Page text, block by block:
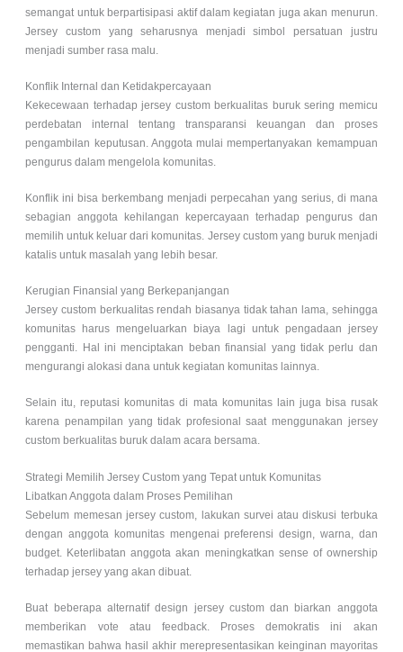
semangat untuk berpartisipasi aktif dalam kegiatan juga akan menurun.
Jersey custom yang seharusnya menjadi simbol persatuan justru
menjadi sumber rasa malu.
Konflik Internal dan Ketidakpercayaan
Kekecewaan terhadap jersey custom berkualitas buruk sering memicu
perdebatan internal tentang transparansi keuangan dan proses
pengambilan keputusan. Anggota mulai mempertanyakan kemampuan
pengurus dalam mengelola komunitas.
Konflik ini bisa berkembang menjadi perpecahan yang serius, di mana
sebagian anggota kehilangan kepercayaan terhadap pengurus dan
memilih untuk keluar dari komunitas. Jersey custom yang buruk menjadi
katalis untuk masalah yang lebih besar.
Kerugian Finansial yang Berkepanjangan
Jersey custom berkualitas rendah biasanya tidak tahan lama, sehingga
komunitas harus mengeluarkan biaya lagi untuk pengadaan jersey
pengganti. Hal ini menciptakan beban finansial yang tidak perlu dan
mengurangi alokasi dana untuk kegiatan komunitas lainnya.
Selain itu, reputasi komunitas di mata komunitas lain juga bisa rusak
karena penampilan yang tidak profesional saat menggunakan jersey
custom berkualitas buruk dalam acara bersama.
Strategi Memilih Jersey Custom yang Tepat untuk Komunitas
Libatkan Anggota dalam Proses Pemilihan
Sebelum memesan jersey custom, lakukan survei atau diskusi terbuka
dengan anggota komunitas mengenai preferensi design, warna, dan
budget. Keterlibatan anggota akan meningkatkan sense of ownership
terhadap jersey yang akan dibuat.
Buat beberapa alternatif design jersey custom dan biarkan anggota
memberikan vote atau feedback. Proses demokratis ini akan
memastikan bahwa hasil akhir merepresentasikan keinginan mayoritas